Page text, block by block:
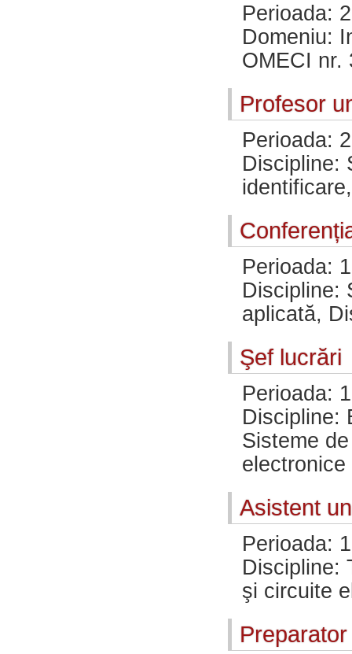
Perioada:
Domeniu:
OMECI nr.
Profesor
Perioada:
Discipline:
Perioada:
Discipline:
aplicată,
Şef lucrări
Perioada:
Discipline:
Sisteme
electronice
Asistent
Perioada:
Discipline:
şi circuite